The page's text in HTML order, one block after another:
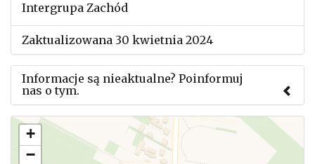
Intergrupa Zachód
Zaktualizowana 30 kwietnia 2024
Informacje są nieaktualne? Poinformuj
nas o tym.
Użyj tego formularza aby przesłać informację o
zmianach w powyższym mityngu.
+
−